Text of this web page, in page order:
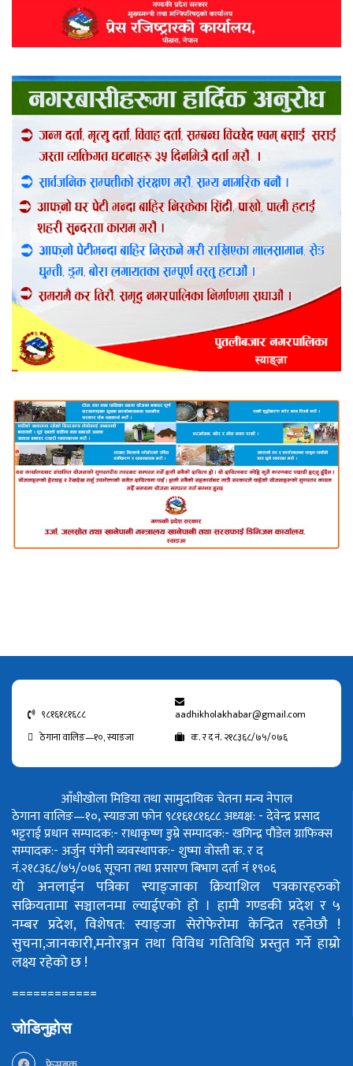
९८१६१८१६८८
aadhikholakhabar@gmail.com
ठेगाना वालिङ—१०, स्याङजा
क. र द नं. २१८३६८/७५/०७६
आँधीखोला मिडिया तथा सामुदायिक चेतना मन्च नेपाल
ठेगाना वालिङ—१०, स्याङजा फोन ९८१६१८१६८८अध्यक्ष: - देवेन्द्र प्रसाद
भट्टराईप्रधान सम्पादक:- राधाकृष्ण डुम्रेसम्पादक:- खगिन्द्र पौडेलग्राफिक्स
सम्पादक:- अर्जुन पंगेनीव्यवस्थापक:- शुष्मा वोस्तीक. र द
नं.२१८३६८/७५/०७६सूचना तथा प्रसारण बिभाग दर्ता नं १९०६
यो अनलाईन पत्रिका स्याङ्जाका क्रियाशिल पत्रकारहरुको
सक्रियतामा सञ्चालनमा ल्याईएको हो । हामी गण्डकी प्रदेश र ५
नम्बर प्रदेश, विशेषत: स्याङ्जा सेरोफेरोमा केन्द्रित रहनेछौ !
सुचना,जानकारी,मनोरञ्जन तथा विविध गतिविधि प्रस्तुत गर्ने हाम्रो
लक्ष्य रहेको छ !
============
जोडिनुहोस